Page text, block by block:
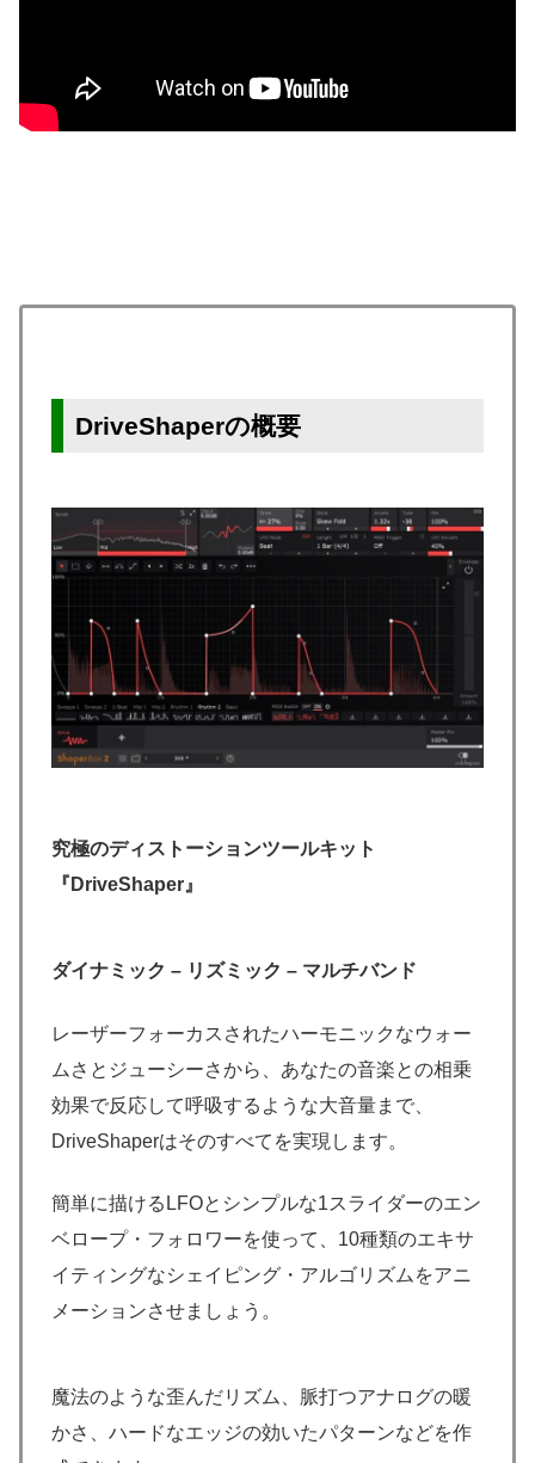
DriveShaperの概要
究極のディストーションツールキット
『DriveShaper』
ダイナミック – リズミック – マルチバンド
レーザーフォーカスされたハーモニックなウォー
ムさとジューシーさから、あなたの音楽との相乗
効果で反応して呼吸するような大音量まで、
DriveShaperはそのすべてを実現します。
簡単に描けるLFOとシンプルな1スライダーのエン
ベロープ・フォロワーを使って、10種類のエキサ
イティングなシェイピング・アルゴリズムをアニ
メーションさせましょう。
魔法のような歪んだリズム、脈打つアナログの暖
かさ、ハードなエッジの効いたパターンなどを作